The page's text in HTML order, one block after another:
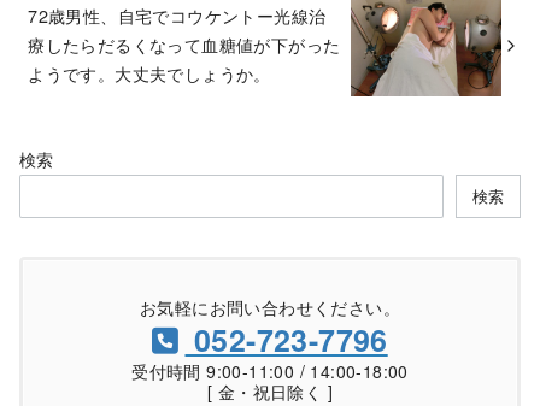
72歳男性、自宅でコウケントー光線治
療したらだるくなって血糖値が下がった
ようです。大丈夫でしょうか。
検索
検索
お気軽にお問い合わせください。
052-723-7796
受付時間 9:00-11:00 / 14:00-18:00
[ 金・祝日除く ]